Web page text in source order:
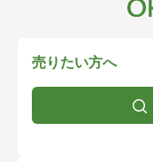
売りたい方へ